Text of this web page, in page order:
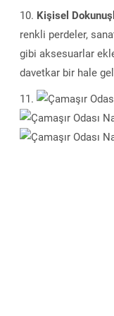
Kişisel
renkli perdeler,
gibi aksesuarlar
davetkar bir hale